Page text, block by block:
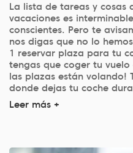
La lista de tareas y cosas
vacaciones es
conscientes. Pero te
nos digas que no lo
1 reservar plaza para tu
tengas que coger tu
las plazas están volando!
donde dejas tu coche
Leer más +